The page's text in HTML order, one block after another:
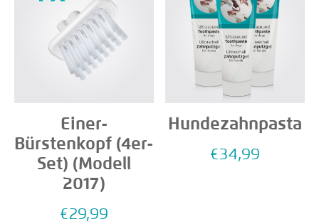
Einer-
Bürstenkopf (4er-
Set) (Modell
2017)
€29,99
Hundezahnpasta
€34,99